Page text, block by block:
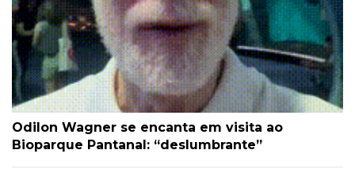
Odilon Wagner se encanta em visita ao
Bioparque Pantanal: “deslumbrante”